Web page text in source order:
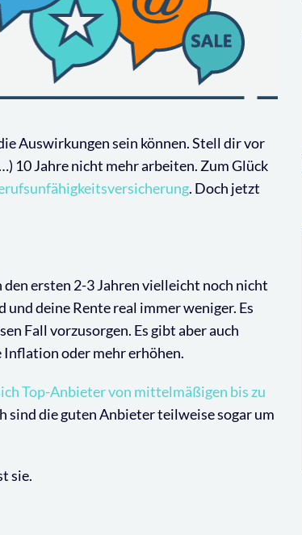
Auswirkungen sein können. Stell dir vor
10 Jahre nicht mehr arbeiten. Zum Glück
. Doch jetzt
ersten 2-3 Jahren vielleicht noch nicht
deine Rente real immer weniger. Es
Fall vorzusorgen. Es gibt aber auch
Inflation oder mehr erhöhen.
Top-Anbieter von mittelmäßigen bis zu
sind die guten Anbieter teilweise sogar um
sie.